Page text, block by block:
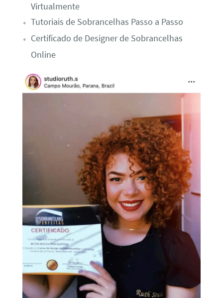
Virtualmente
Tutoriais de Sobrancelhas Passo a Passo
Certificado de Designer de Sobrancelhas
Online